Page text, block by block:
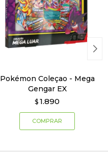
Pokémon Coleçao - Mega
Gengar EX
$ 1.890